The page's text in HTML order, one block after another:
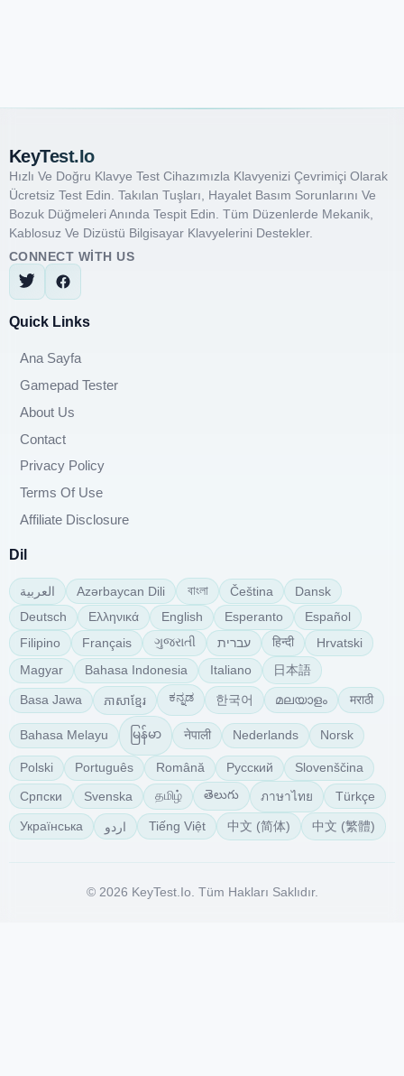
KeyTest.io
Hızlı Ve Doğru Klavye Test Cihazımızla Klavyenizi Çevrimiçi Olarak
Ücretsiz Test Edin. Takılan Tuşları, Hayalet Basım Sorunlarını Ve
Bozuk Düğmeleri Anında Tespit Edin. Tüm Düzenlerde Mekanik,
Kablosuz Ve Dizüstü Bilgisayar Klavyelerini Destekler.
CONNECT WITH US
Quick Links
Ana Sayfa
Gamepad Tester
About Us
Contact
Privacy Policy
Terms Of Use
Affiliate Disclosure
Dil
العربية Azərbaycan Dili বাংলা Čeština
Dansk
Deutsch
Ελληνικά English Esperanto
Español
Filipino
Français ગુજરાતી עברית हिन्दी Hrvatski
Magyar Bahasa Indonesia Italiano 日本語
Basa Jawa ភាសាខ្មែរ ಕನ್ನಡ 한국어 മലയാളം मराठी
Bahasa Melayu မြန်မာ नेपाली Nederlands Norsk
Polski Português Română Русский Slovenščina
Српски Svenska தமிழ் తెలుగు ภาษาไทย Türkçe
Українська اردو Tiếng Việt 中文 (简体) 中文 (繁體)
© 2026 KeyTest.io. Tüm Hakları Saklıdır.